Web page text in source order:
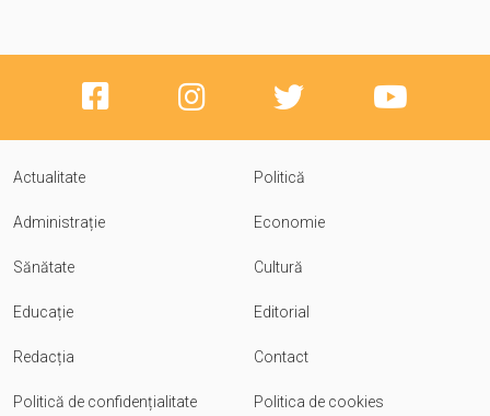
Actualitate Politică
Administrație Economie
Sănătate Cultură
Educație Editorial
Redacția Contact
Politică de confidențialitate Politica de cookies